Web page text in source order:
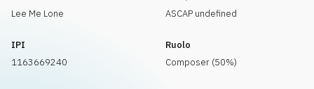
Lee Me Lone
ASCAP undefined
IPI
1163669240
Ruolo
Composer (50%)